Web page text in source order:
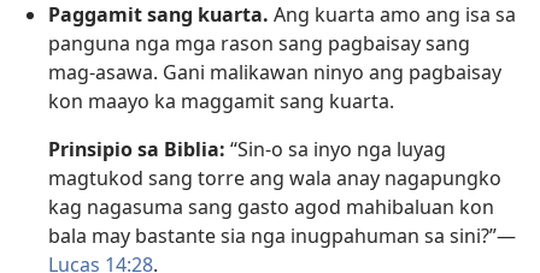
Paggamit sang kuarta. Ang kuarta amo ang isa sa
panguna nga mga rason sang pagbaisay sang
mag-asawa. Gani malikawan ninyo ang pagbaisay
kon maayo ka maggamit sang kuarta.
Prinsipio sa Biblia: “Sin-o sa inyo nga luyag
magtukod sang torre ang wala anay nagapungko
kag nagasuma sang gasto agod mahibaluan kon
bala may bastante sia nga inugpahuman sa sini?”—
Lucas 14:28.